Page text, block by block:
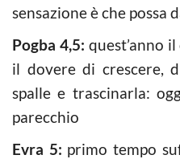
sensazione è che possa
Pogba 4,5: quest’anno
il dovere di crescere,
spalle e trascinarla:
parecchio
Evra 5: primo tempo